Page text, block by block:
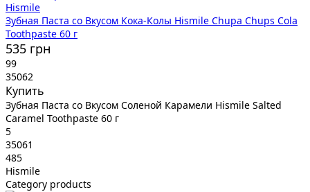
Hismile
Зубная Паста со Вкусом Кока-Колы Hismile Chupa Chups Cola
Toothpaste 60 г
535 грн
99
35062
Купить
Зубная Паста со Вкусом Соленой Карамели Hismile Salted
Caramel Toothpaste 60 г
5
35061
485
Hismile
Category products